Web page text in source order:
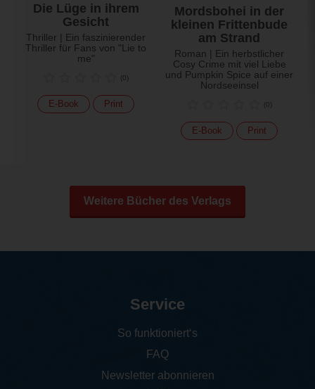
Die Lüge in ihrem
Gesicht
Thriller | Ein faszinierender
Thriller für Fans von "Lie to
me"
(0)
E-Book Print
Mordsbohei in der
kleinen Frittenbude
am Strand
Roman | Ein herbstlicher
Cosy Crime mit viel Liebe
und Pumpkin Spice auf einer
Nordseeinsel
(0)
E-Book Print
Weitere Bücher des Verlags
Service
So funktioniert‘s
FAQ
Newsletter abonnieren